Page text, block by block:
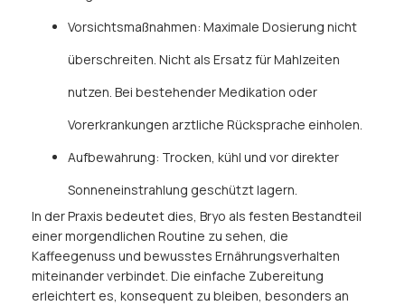
Vorsichtsmaßnahmen: Maximale Dosierung nicht
überschreiten. Nicht als Ersatz für Mahlzeiten
nutzen. Bei bestehender Medikation oder
Vorerkrankungen arztliche Rücksprache einholen.
Aufbewahrung: Trocken, kühl und vor direkter
Sonneneinstrahlung geschützt lagern.
In der Praxis bedeutet dies, Bryo als festen Bestandteil
einer morgendlichen Routine zu sehen, die
Kaffeegenuss und bewusstes Ernährungsverhalten
miteinander verbindet. Die einfache Zubereitung
erleichtert es, konsequent zu bleiben, besonders an